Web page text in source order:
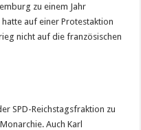
zu einem Jahr
auf einer Protestaktion
nicht auf die französischen
SPD-Reichstagsfraktion zu
Auch Karl